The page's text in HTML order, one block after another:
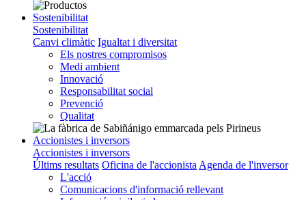
Sostenibilitat
Sostenibilitat
Canvi climàtic Igualtat i diversitat
Els nostres compromisos
Medi ambient
Innovació
Responsabilitat social
Prevenció
Qualitat
Accionistes i inversors
Accionistes i inversors
Últims resultats Oficina de l'accionista Agenda de l'inversor
L'acció
Comunicacions d'informació rellevant